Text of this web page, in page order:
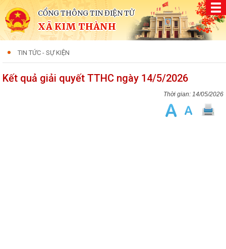
CỔNG THÔNG TIN ĐIỆN TỬ
XÃ KIM THÀNH
TIN TỨC - SỰ KIỆN
Kết quả giải quyết TTHC ngày 14/5/2026
14/05/2026